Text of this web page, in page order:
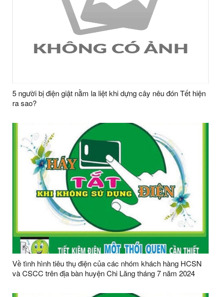
5 người bị điện giật nằm la liệt khi dựng cây nêu đón Tết hiện
ra sao?
Về tình hình tiêu thụ điện của các nhóm khách hàng HCSN
và CSCC trên địa bàn huyện Chi Lăng tháng 7 năm 2024